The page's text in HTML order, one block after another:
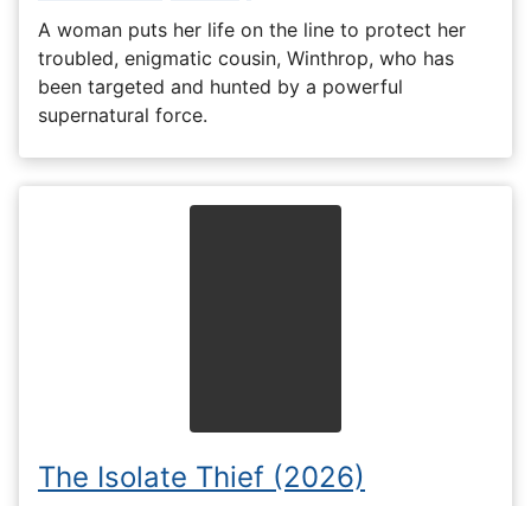
A woman puts her life on the line to protect her
troubled, enigmatic cousin, Winthrop, who has
been targeted and hunted by a powerful
supernatural force.
The Isolate Thief (2026)